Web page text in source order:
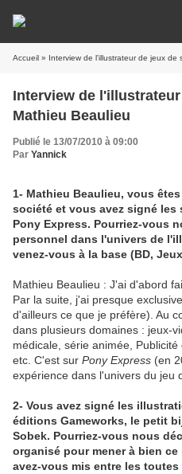
Accueil » Interview de l'illustrateur de jeux de
Interview de
Mathieu Beaulieu
Publié le 13/07/2010 à 09:00
Par Yannick
1- Mathieu Beaulieu, vous
société et vous avez signé
Pony Express. Pourriez-vous
personnel dans l'univers de
venez-vous à la base (BD,
Mathieu Beaulieu : J'ai d'abord
Par la suite, j'ai presque
d'ailleurs ce que je préfère). Au
dans plusieurs domaines : jeux-
médicale, série animée, Publicité
etc. C'est sur Pony Express (en
expérience dans l'univers du jeu
2- Vous avez signé les
éditions Gameworks, le petit
Sobek. Pourriez-vous nous
organisé pour mener à bien
avez-vous mis entre les